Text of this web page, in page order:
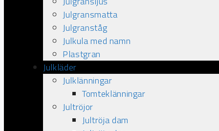
Julgransmatta
Julgranståg
Julkula med namn
Plastgran
Julkläder
Julklänningar
Tomteklänningar
Jultröjor
Jultröja dam